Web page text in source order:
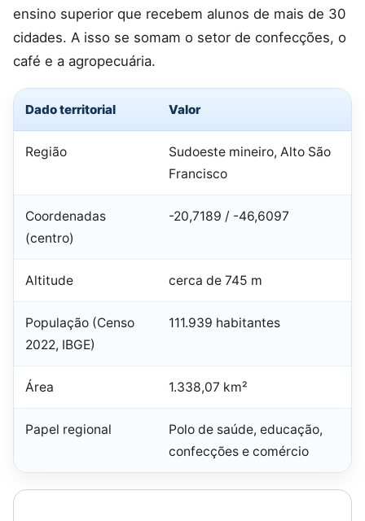
ensino superior que recebem alunos de mais de 30
cidades. A isso se somam o setor de confecções, o
café e a agropecuária.
Dado territorial Valor
Região
Sudoeste mineiro, Alto São
Francisco
Coordenadas
(centro)
-20,7189 / -46,6097
Altitude cerca de 745 m
População (Censo
2022, IBGE)
111.939 habitantes
Área 1.338,07 km²
Papel regional
Polo de saúde, educação,
confecções e comércio